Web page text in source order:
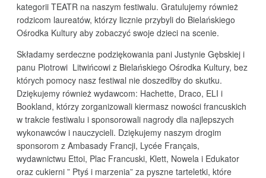
kategorii TEATR na naszym festiwalu. Gratulujemy również
rodzicom laureatów, którzy licznie przybyli do Bielańskiego
Ośrodka Kultury aby zobaczyć swoje dzieci na scenie.
Składamy serdeczne podziękowania pani Justynie Gębskiej i
panu Piotrowi Litwińcowi z Bielańskiego Ośrodka Kultury, bez
których pomocy nasz festiwal nie doszedłby do skutku.
Dziękujemy również wydawcom: Hachette, Draco, ELI i
Bookland, którzy zorganizowali kiermasz nowości francuskich
w trakcie festiwalu i sponsorowali nagrody dla najlepszych
wykonawców i nauczycieli. Dziękujemy naszym drogim
sponsorom z Ambasady Francji, Lycée Français,
wydawnictwu Ettoi, Plac Francuski, Klett, Nowela i Edukator
oraz cukierni ” Ptyś i marzenia” za pyszne tarteletki, które